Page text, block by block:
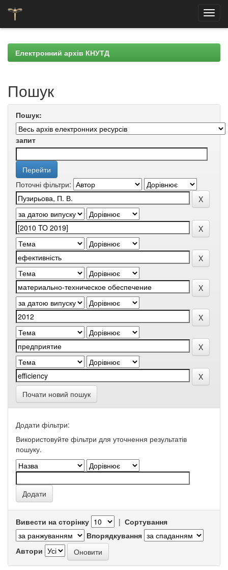
navigationЕлектронний архів КНУТД
Пошук
Пошук:
запит
Поточні фільтри:
Почати новий пошук
Додати фільтри:
Використовуйте фільтри для уточнення результатів
пошуку.
Вивести на сторінку | Сортування
Впорядкування
Автори